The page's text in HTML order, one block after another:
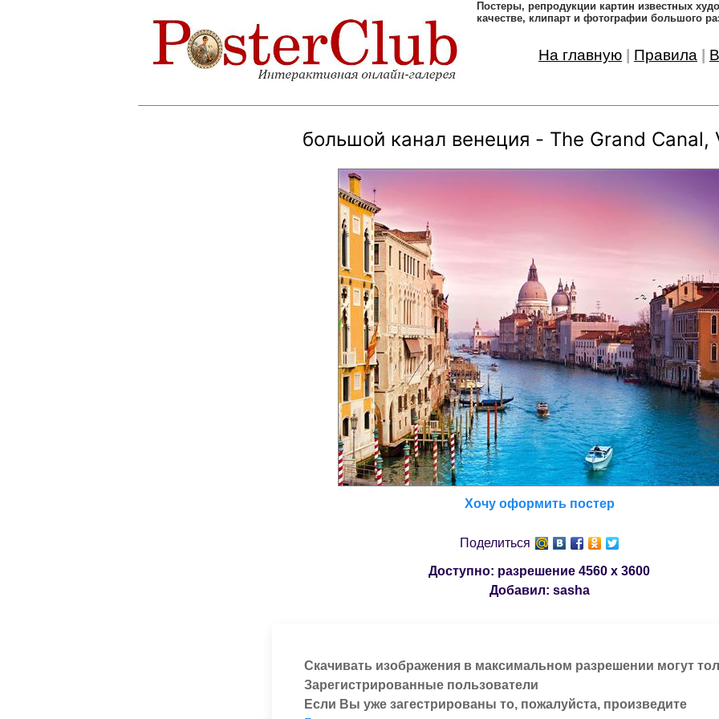
Постеры, pепродукции картин известных
качестве, клипарт и фотографии большого
На главную Правила
большой канал венеция - The Grand Canal,
Хочу оформить постер
Поделиться
Доступно: разрешение 4560 x 3600
Добавил: sasha
Скачивать изображения в максимальном разрешении могут
Зарегистрированные пользователи
Если Вы уже загестрированы то, пожалуйста, произведите